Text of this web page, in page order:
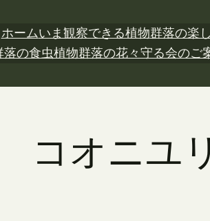
ホームいま観察できる植物群落の楽
落の食虫植物群落の花々守る会のご
コオニユ